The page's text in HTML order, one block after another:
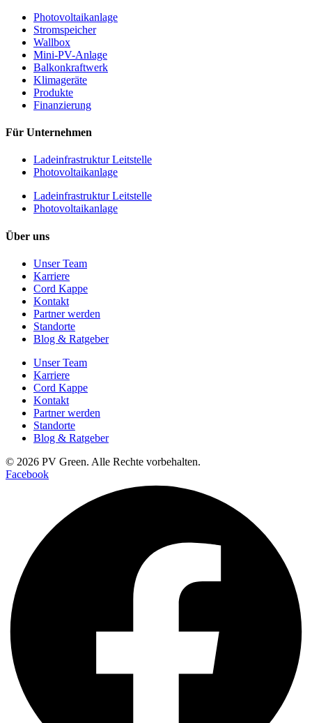
Photovoltaikanlage
Stromspeicher
Wallbox
Mini-PV-Anlage
Balkonkraftwerk
Klimageräte
Produkte
Finanzierung
Für Unternehmen
Ladeinfrastruktur Leitstelle
Photovoltaikanlage
Ladeinfrastruktur Leitstelle
Photovoltaikanlage
Über uns
Unser Team
Karriere
Cord Kappe
Kontakt
Partner werden
Standorte
Blog & Ratgeber
Unser Team
Karriere
Cord Kappe
Kontakt
Partner werden
Standorte
Blog & Ratgeber
© 2026 PV Green. Alle Rechte vorbehalten.
Facebook